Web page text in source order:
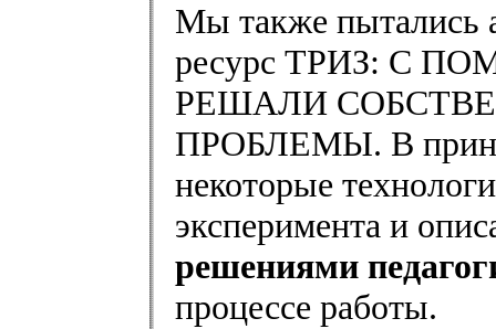
Мы также пытались
ресурс ТРИЗ: С
РЕШАЛИ
ПРОБЛЕМЫ. В
некоторые
эксперимента и
решениями
процессе работы.